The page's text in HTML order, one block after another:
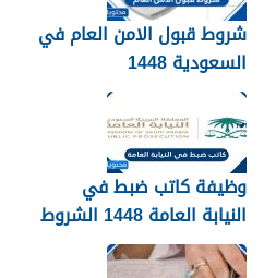
شروط قبول الامن العام في
السعودية 1448
وظيفة كاتب ضبط في
النيابة العامة 1448 الشروط
وطريقة التقديم